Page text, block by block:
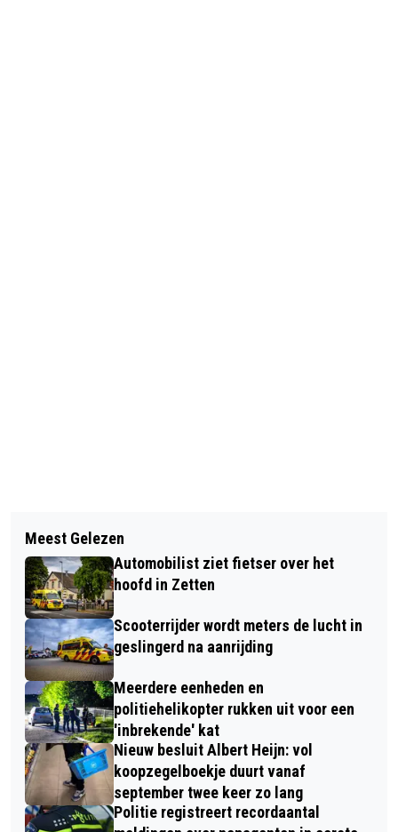
ELST OP STELTEN OP TWEEDE
PINKSTERDAG
MOTORRIJDER RAAKT ERNSTIG
GEWOND NA AANRIJDING MET AUTO
IN RANDWIJK
Meest Gelezen
Automobilist ziet fietser over het
hoofd in Zetten
Scooterrijder wordt meters de lucht in
geslingerd na aanrijding
Meerdere eenheden en
politiehelikopter rukken uit voor een
'inbrekende' kat
Nieuw besluit Albert Heijn: vol
koopzegelboekje duurt vanaf
september twee keer zo lang
Politie registreert recordaantal